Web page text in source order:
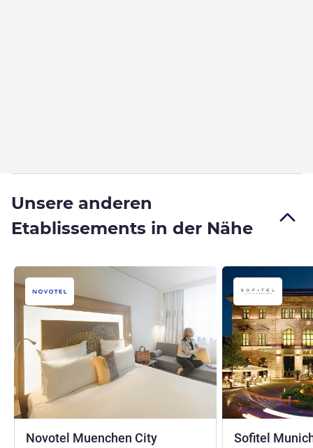
Unsere anderen
Etablissements in der Nähe
Novotel Muenchen City
Sofitel